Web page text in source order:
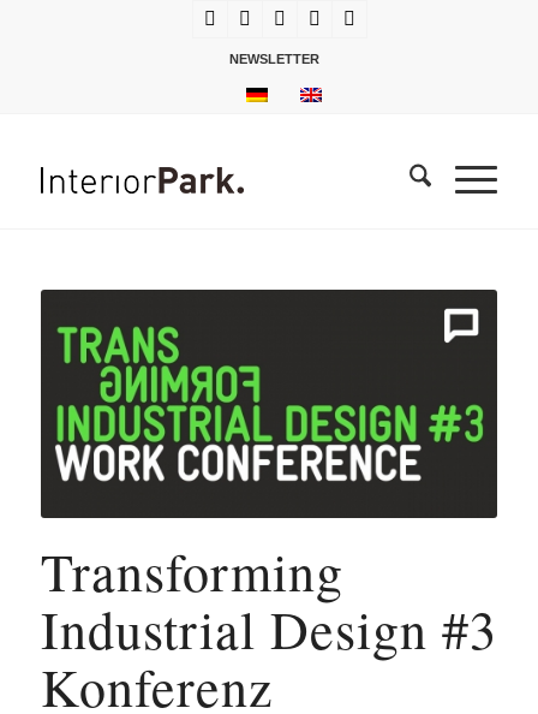
NEWSLETTER
Transforming
Industrial Design #3
Konferenz